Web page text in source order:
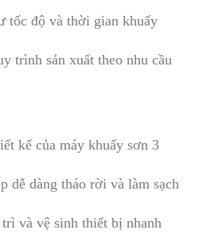
tốc độ và thời gian khuấy
trình sản xuất theo nhu cầu
kế của máy khuấy sơn 3
dễ dàng tháo rời và làm sạch
và vệ sinh thiết bị nhanh